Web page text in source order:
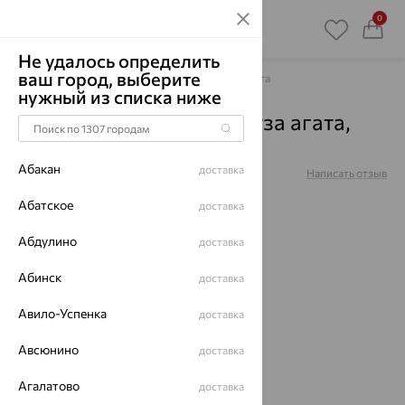
0
Главная Каталог Броши Агат/друза агата
Брошь, золото, агат/друза агата,
07-1-083-0951-012
Артикул: Написать отзыв
Не удалось определить
ваш город, выберите
нужный из списка ниже
Абакан доставка
Абатское доставка
Абдулино доставка
Абинск доставка
Авило-Успенка доставка
Авсюнино доставка
Агалатово доставка